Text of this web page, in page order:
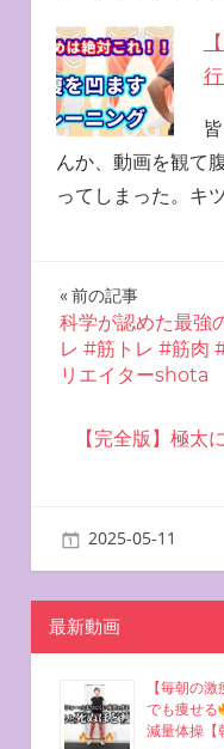
んか、動画を観て
ってしまった。キ
投
稿
ナ
ビ
ー
シ
ョ
ン
前の記事
科学が認めた最強
レ #筋トレ #筋肉
リエイターshota
【完全版】極太
2025-05-11
最新動画
【毎朝の
でも痩せる
減量体操【